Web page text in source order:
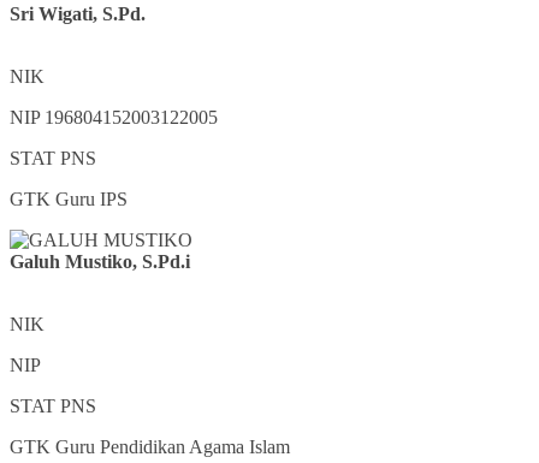
Sri Wigati, S.Pd.
NIK
NIP 196804152003122005
STAT PNS
GTK Guru IPS
Galuh Mustiko, S.Pd.i
NIK
NIP
STAT PNS
GTK Guru Pendidikan Agama Islam